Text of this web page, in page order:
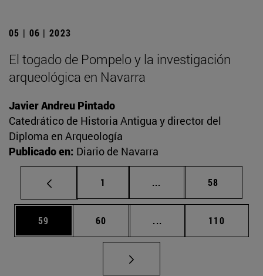
05 | 06 | 2023
El togado de Pompelo y la investigación
arqueológica en Navarra
Javier Andreu Pintado
Catedrático de Historia Antigua y director del
Diploma en Arqueología
Publicado en: Diario de Navarra
Página
1 ... Páginas intermedias
Página
58
Página
59 Página
60 ... Páginas intermedias
Página
110